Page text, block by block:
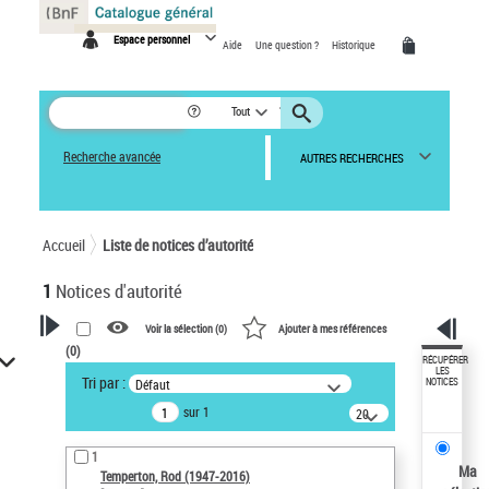
Espace personnel Aide Une question ? Historique
Tout
Recherche avancée AUTRES RECHERCHES
Accueil Liste de notices d’autorité
1 Notices d'autorité
VOTRE RECHERCHE
Recherche avancée dans les
notices d’autorité
Œuvres liées à l'auteur :
Temperton, Rod (1947-2016)
Voir la sélection (0) Ajouter à mes références
(0)
Tri par : Défaut
sur 1
20
résultats/page
1
Temperton, Rod (1947-2016)
RÉCUPÉRER
LES
NOTICES
Ma
Panneau de gestion des cookies